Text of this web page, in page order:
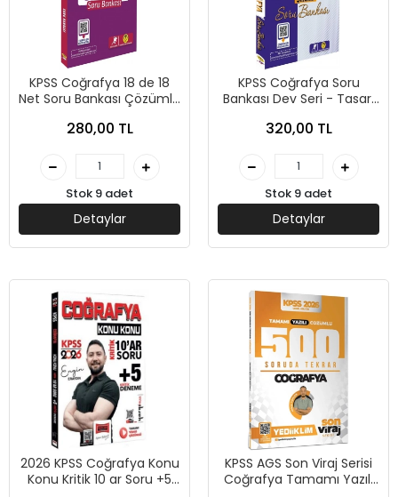
KPSS Coğrafya 18 de 18
Net Soru Bankası Çözümlü
280,00 TL
Stok 9 adet
Detaylar
KPSS Coğrafya Soru
Bankası Dev Seri - Tasarı
320,00 TL
Stok 9 adet
Detaylar
2026 KPSS Coğrafya Konu
Konu Kritik 10 ar Soru +5
KPSS AGS Son Viraj Serisi
Coğrafya Tamamı Yazılı